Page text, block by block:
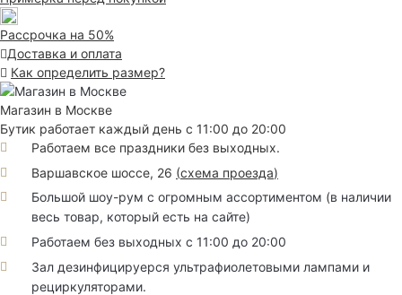
Рассрочка на 50%
Доставка и оплата
Как определить размер?
Магазин в Москве
Бутик работает каждый день с 11:00 до 20:00
Работаем все праздники без выходных.
Варшавское шоссе, 26 (схема проезда)
Большой шоу-рум с огромным ассортиментом (в наличии
весь товар, который есть на сайте)
Работаем без выходных с 11:00 до 20:00
Зал дезинфицируерся ультрафиолетовыми лампами и
рециркуляторами.